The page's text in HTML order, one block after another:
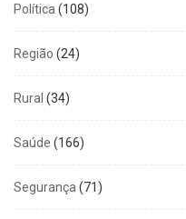
Política (108)
Região (24)
Rural (34)
Saúde (166)
Segurança (71)